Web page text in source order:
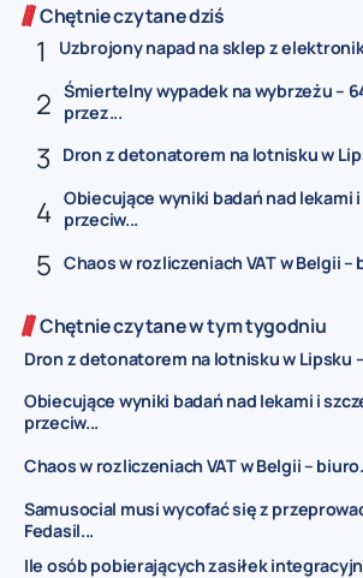
Chętnie czytane dziś
Uzbrojony napad na sklep z
Śmiertelny wypadek na wybrzeżu –
przez...
Dron z detonatorem na lotnisku w
Obiecujące wyniki badań nad lekami
przeciw...
Chaos w rozliczeniach VAT w Belgii –
Chętnie czytane w tym tygodniu
Dron z detonatorem na lotnisku w Lipsku
Obiecujące wyniki badań nad lekami i
przeciw...
Chaos w rozliczeniach VAT w Belgii –
Samusocial musi wycofać się z
Fedasil...
Ile osób pobierających zasiłek